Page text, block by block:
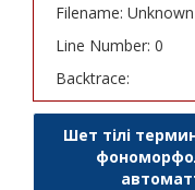
Filename: Unknown
Line Number: 0
Backtrace:
Шет тілі